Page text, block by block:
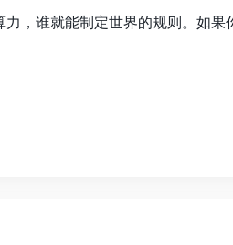
，谁就能制定世界的规则。如果